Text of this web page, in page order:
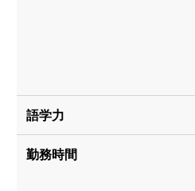
語学力
勤務時間